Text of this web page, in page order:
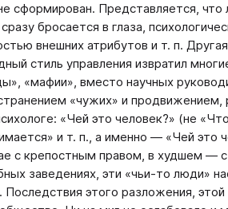
сформирован. Представляется,
бросается в глаза,
внешних атрибутов и т. п.
стиль управления извратил
«мафии», вместо научных
«чужих» и продвижением,
«Чей это человек?» (не
и т. п., а именно — «Чей это
с крепостным правом, в худшем —
заведениях, эти «чьи-то люди»
Последствия этого разложения,